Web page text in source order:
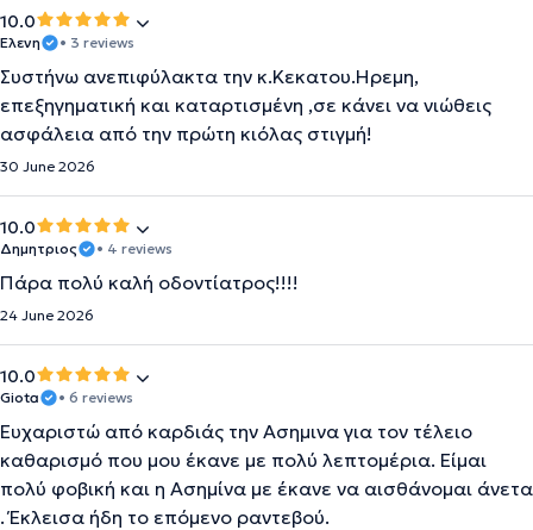
10.0
Ελενη • 3 reviews
Συστήνω ανεπιφύλακτα την κ.Κεκατου.Ηρεμη,
επεξηγηματική και καταρτισμένη ,σε κάνει να νιώθεις
ασφάλεια από την πρώτη κιόλας στιγμή!
30 June 2026
10.0
Δημητριος • 4 reviews
Πάρα πολύ καλή οδοντίατρος!!!!
24 June 2026
10.0
Giota • 6 reviews
Ευχαριστώ από καρδιάς την Ασημινα για τον τέλειο
καθαρισμό που μου έκανε με πολύ λεπτομέρια. Είμαι
πολύ φοβική και η Ασημίνα με έκανε να αισθάνομαι άνετα
. Έκλεισα ήδη το επόμενο ραντεβού.